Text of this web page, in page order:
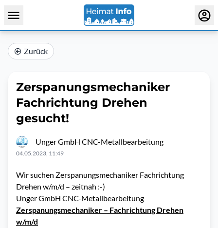
Zurück
Zerspanungsmechaniker
Fachrichtung Drehen
gesucht!
Unger GmbH CNC-Metallbearbeitung
04.05.2023, 11:49
Wir suchen Zerspanungsmechaniker Fachrichtung
Drehen w/m/d – zeitnah :-)
Unger GmbH CNC-Metallbearbeitung
Zerspanungsmechaniker – Fachrichtung Drehen
w/m/d